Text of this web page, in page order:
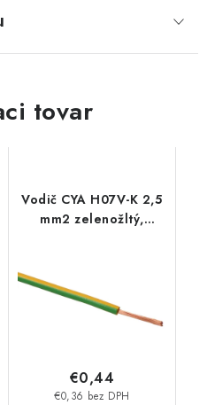
tovar
Vodič CYA H07V-K 2,5
mm2 zelenožltý,
€0,36 bez DPH
€0,44